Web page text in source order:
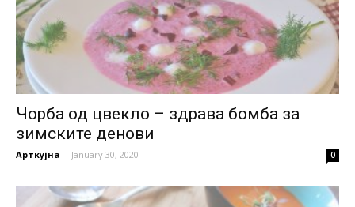
Чорба од цвекло – здрава бомба за
зимските денови
Арткујна - January 30, 2020 0